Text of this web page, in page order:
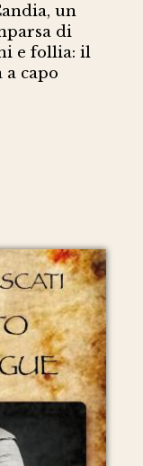
un
di
e follia: il
capo